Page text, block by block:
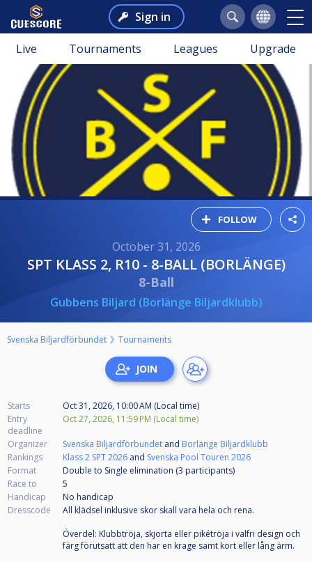
Sign in
Live Tournaments Leagues Upgrade
FOLLOW
October 31, 2026
SPT KLASS 2, R10 - 8-BALL (BORLÄNGE)
8-Ball
Gubbens Biljard (Borlänge Biljardklubb)
Svenska Biljardförbundet Tournaments
Starts
Oct 31, 2026, 10:00 AM (Local time)
Entry
deadline
Oct 27, 2026, 11:59 PM (Local time)
Organizer Svenska Biljardförbundet and Borlänge Biljardklubb
Rankings
Klass 2 SPT 2026 and Svenska Pool Touren 2026
Format
Double to Single elimination (3 participants)
Race to
5
Handicap
No handicap
Dresscode
All klädsel inklusive skor skall vara hela och rena.
Överdel: Klubbtröja, skjorta eller pikétröja i valfri design och
färg förutsatt att den har en krage samt kort eller lång ärm.